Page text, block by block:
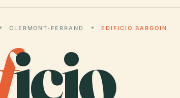
CLERMONT-FERRAND EDIFICIO BARGOIN
icio